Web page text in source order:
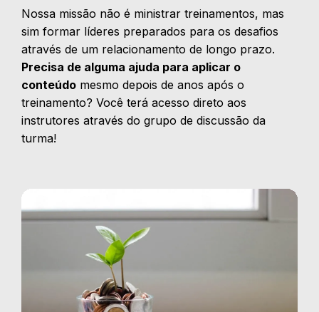
Nossa missão não é ministrar treinamentos, mas
sim formar líderes preparados para os desafios
através de um relacionamento de longo prazo.
Precisa de alguma ajuda para aplicar o
conteúdo mesmo depois de anos após o
treinamento? Você terá acesso direto aos
instrutores através do grupo de discussão da
turma!